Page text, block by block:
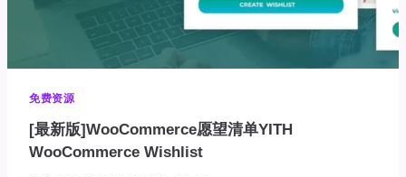
免费资源
[最新版]WooCommerce愿望清单YITH
WooCommerce Wishlist